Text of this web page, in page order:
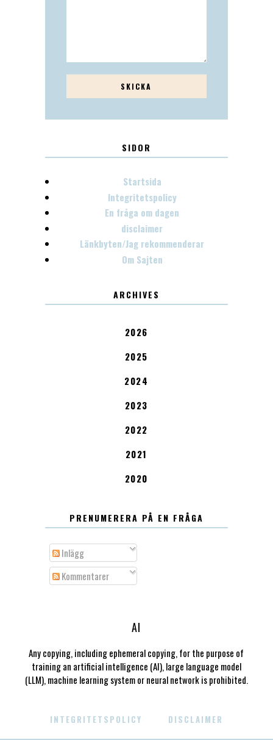
SIDOR
Startsida
Integritetspolicy
En fråga om dagen
disclaimer
Länkbyten/Jag rekommenderar
Om Sajten
ARCHIVES
2026
2025
2024
2023
2022
2021
2020
PRENUMERERA PÅ EN FRÅGA
Inlägg
Kommentarer
AI
Any copying, including ephemeral copying, for the purpose of
training an artificial intelligence (AI), large language model
(LLM), machine learning system or neural network is prohibited.
INTEGRITETSPOLICY DISCLAIMER